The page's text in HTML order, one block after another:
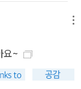
요~